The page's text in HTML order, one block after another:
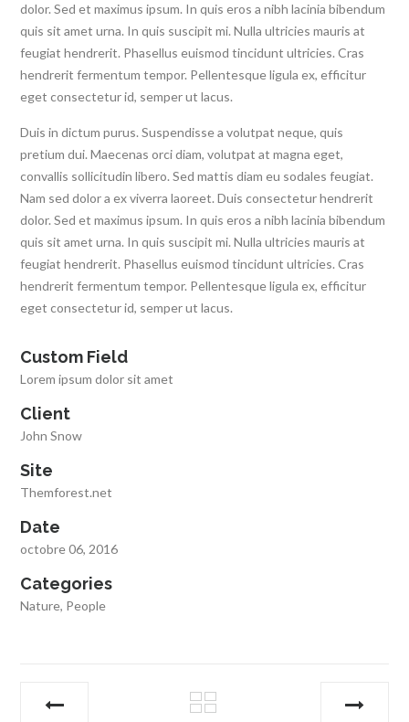
dolor. Sed et maximus ipsum. In quis eros a nibh lacinia bibendum
quis sit amet urna. In quis suscipit mi. Nulla ultricies mauris at
feugiat hendrerit. Phasellus euismod tincidunt ultricies. Cras
hendrerit fermentum tempor. Pellentesque ligula ex, efficitur
eget consectetur id, semper ut lacus.
Duis in dictum purus. Suspendisse a volutpat neque, quis
pretium dui. Maecenas orci diam, volutpat at magna eget,
convallis sollicitudin libero. Sed mattis diam eu sodales feugiat.
Nam sed dolor a ex viverra laoreet. Duis consectetur hendrerit
dolor. Sed et maximus ipsum. In quis eros a nibh lacinia bibendum
quis sit amet urna. In quis suscipit mi. Nulla ultricies mauris at
feugiat hendrerit. Phasellus euismod tincidunt ultricies. Cras
hendrerit fermentum tempor. Pellentesque ligula ex, efficitur
eget consectetur id, semper ut lacus.
Custom Field
Lorem ipsum dolor sit amet
Client
John Snow
Site
Themforest.net
Date
octobre 06, 2016
Categories
Nature, People